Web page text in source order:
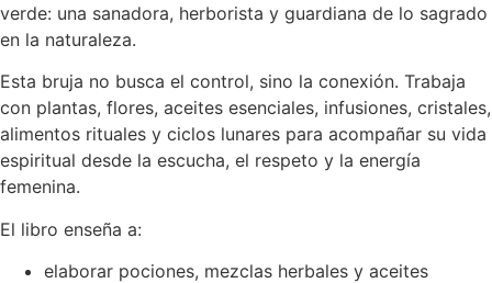
verde: una sanadora, herborista y guardiana de lo sagrado
en la naturaleza.
Esta bruja no busca el control, sino la conexión. Trabaja
con plantas, flores, aceites esenciales, infusiones, cristales,
alimentos rituales y ciclos lunares para acompañar su vida
espiritual desde la escucha, el respeto y la energía
femenina.
El libro enseña a:
elaborar pociones, mezclas herbales y aceites